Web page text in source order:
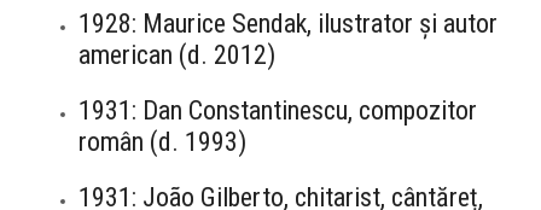
1928: Maurice Sendak, ilustrator și autor
american (d. 2012)
1931: Dan Constantinescu, compozitor
român (d. 1993)
1931: João Gilberto, chitarist, cântăreț,